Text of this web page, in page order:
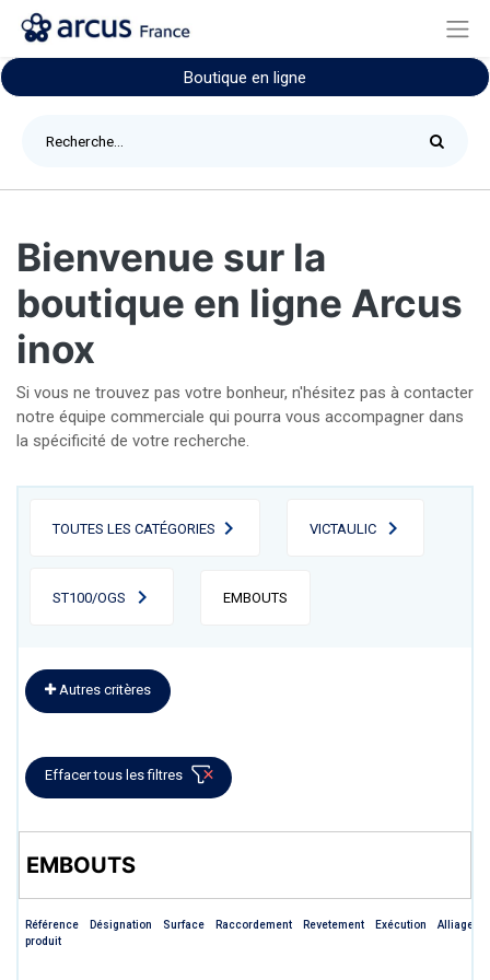
Boutique en ligne
Bienvenue sur la
boutique en ligne Arcus
inox
Si vous ne trouvez pas votre bonheur, n'hésitez pas à contacter
notre équipe commerciale qui pourra vous accompagner dans
la spécificité de votre recherche.
TOUTES LES CATÉGORIES VICTAULIC
ST100/OGS EMBOUTS
Autres critères
Effacer tous les filtres
EMBOUTS
Référence
produit
Désignation Surface Raccordement Revetement Exécution Alliage